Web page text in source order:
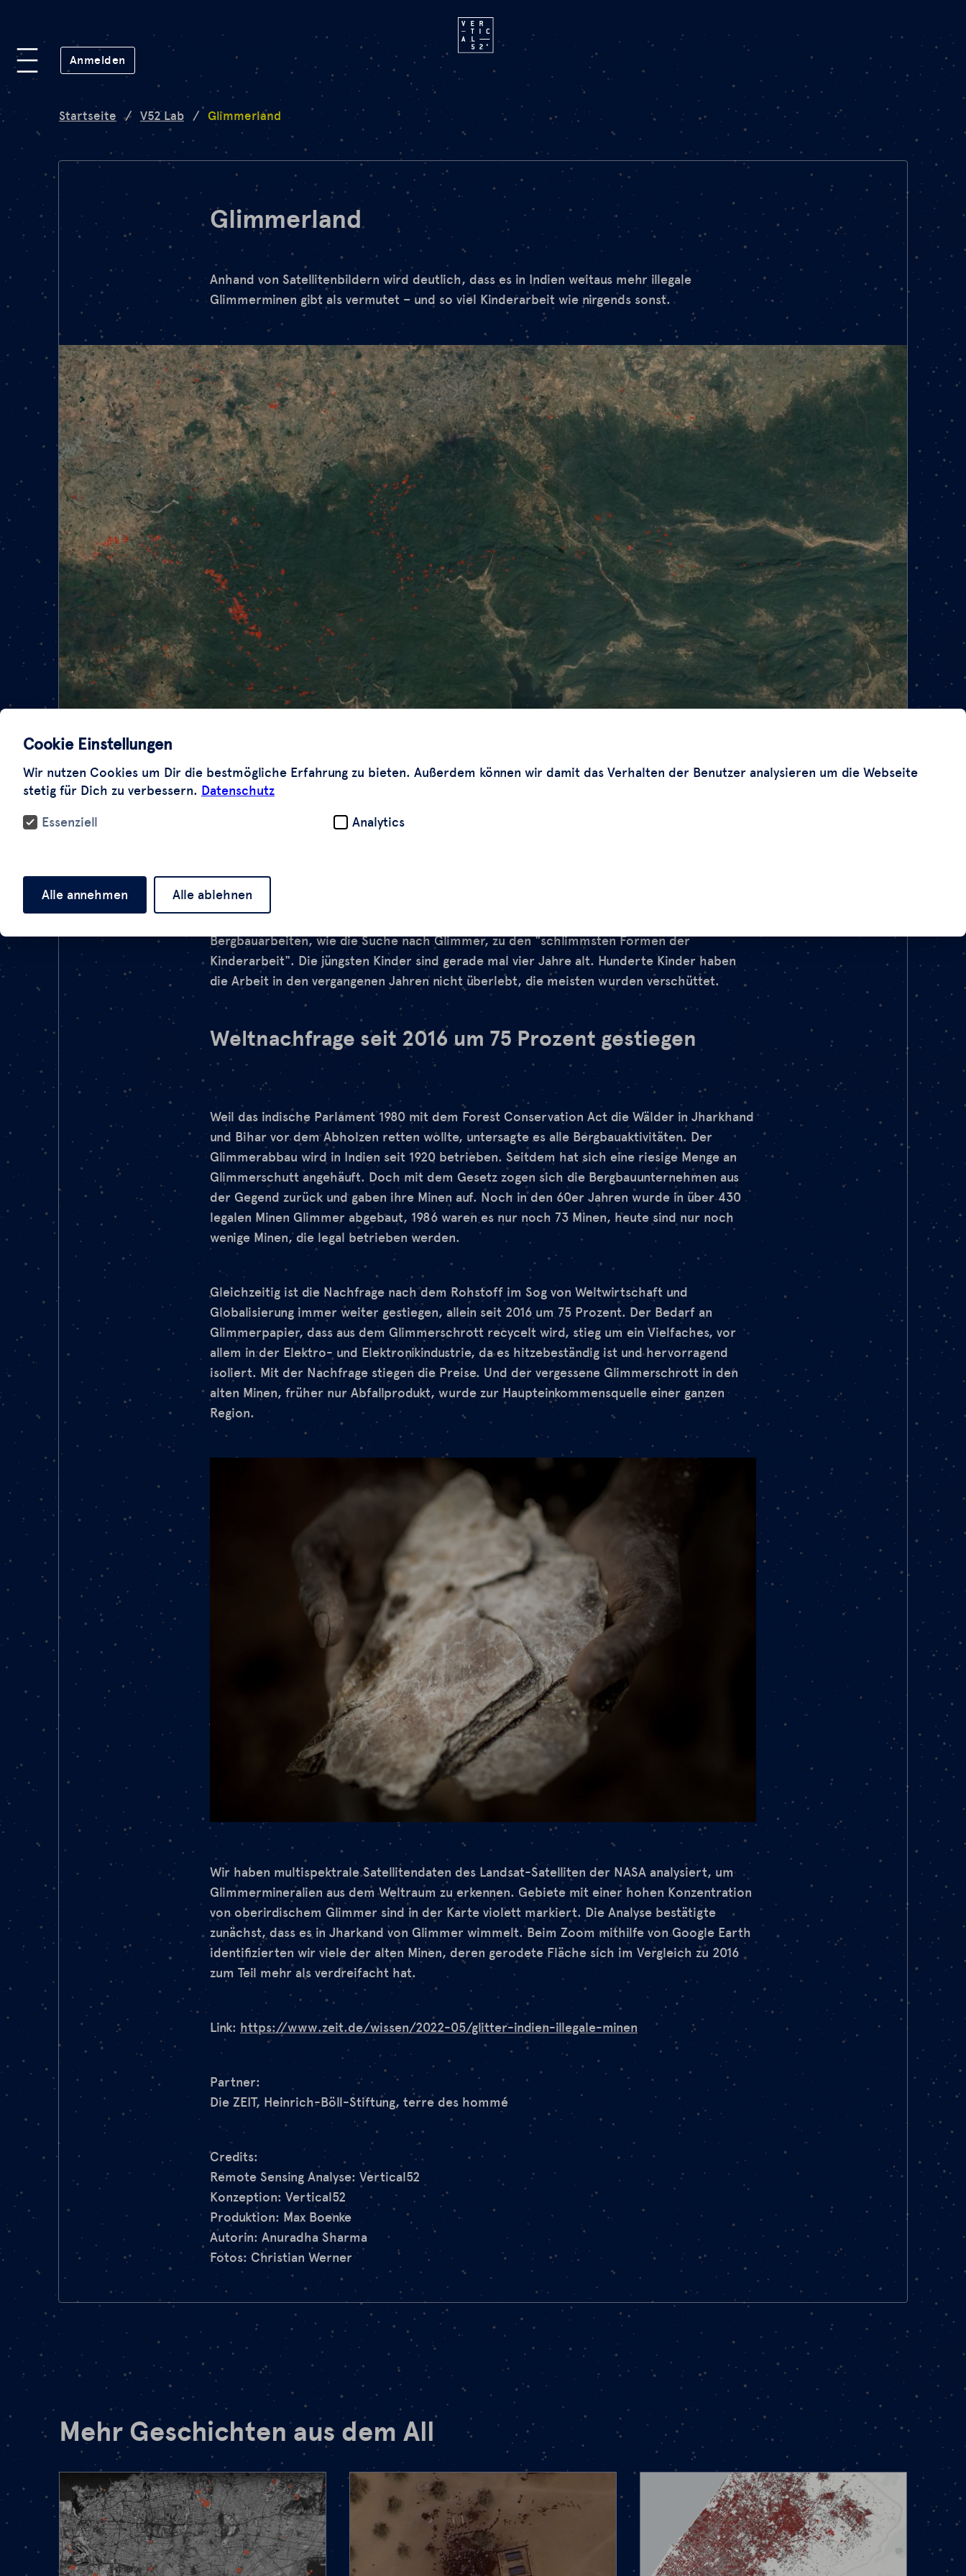
Anmelden (öffnet in neuem Fenster)
Plattform
Lab
Mission
FAQ
de en
Startseite / V52 Lab / Glimmerland
Glimmerland
Anhand von Satellitenbildern wird deutlich, dass es in Indien weitaus mehr illegale
Glimmerminen gibt als vermutet – und so viel Kinderarbeit wie nirgends sonst.
Mehr als 22.000 Kinder graben im Osten Indiens nach Glimmer. Mica, wie das Mineral in der
Fachsprache heißt, ist ein gefragter Rohstoff für die Auto-, Elektronik- und
Bergbauarbeiten, wie die Suche nach Glimmer, zu den "schlimmsten Formen der
Kinderarbeit". Die jüngsten Kinder sind gerade mal vier Jahre alt. Hunderte Kinder haben
die Arbeit in den vergangenen Jahren nicht überlebt, die meisten wurden verschüttet.
Weltnachfrage seit 2016 um 75 Prozent gestiegen
Weil das indische Parlament 1980 mit dem Forest Conservation Act die Wälder in Jharkhand
und Bihar vor dem Abholzen retten wollte, untersagte es alle Bergbauaktivitäten. Der
Glimmerabbau wird in Indien seit 1920 betrieben. Seitdem hat sich eine riesige Menge an
Glimmerschutt angehäuft. Doch mit dem Gesetz zogen sich die Bergbauunternehmen aus
der Gegend zurück und gaben ihre Minen auf. Noch in den 60er Jahren wurde in über 430
legalen Minen Glimmer abgebaut, 1986 waren es nur noch 73 Minen, heute sind nur noch
wenige Minen, die legal betrieben werden.
Gleichzeitig ist die Nachfrage nach dem Rohstoff im Sog von Weltwirtschaft und
Globalisierung immer weiter gestiegen, allein seit 2016 um 75 Prozent. Der Bedarf an
Glimmerpapier, dass aus dem Glimmerschrott recycelt wird, stieg um ein Vielfaches, vor
allem in der Elektro- und Elektronikindustrie, da es hitzebeständig ist und hervorragend
isoliert. Mit der Nachfrage stiegen die Preise. Und der vergessene Glimmerschrott in den
alten Minen, früher nur Abfallprodukt, wurde zur Haupteinkommensquelle einer ganzen
Region.
Wir haben multispektrale Satellitendaten des Landsat-Satelliten der NASA analysiert, um
Glimmermineralien aus dem Weltraum zu erkennen. Gebiete mit einer hohen Konzentration
von oberirdischem Glimmer sind in der Karte violett markiert. Die Analyse bestätigte
zunächst, dass es in Jharkand von Glimmer wimmelt. Beim Zoom mithilfe von Google Earth
identifizierten wir viele der alten Minen, deren gerodete Fläche sich im Vergleich zu 2016
zum Teil mehr als verdreifacht hat.
Link: https://www.zeit.de/wissen/2022-05/glitter-indien-illegale-minen
Partner:
Die ZEIT, Heinrich-Böll-Stiftung, terre des hommé
Credits:
Remote Sensing Analyse: Vertical52
Konzeption: Vertical52
Produktion: Max Boenke
Autorin: Anuradha Sharma
Fotos: Christian Werner
Mehr Geschichten aus dem All
Cookie Einstellungen
Wir nutzen Cookies um Dir die bestmögliche Erfahrung zu bieten. Außerdem können wir damit das Verhalten der Benutzer analysieren um die Webseite
stetig für Dich zu verbessern. Datenschutz
Essenziell
Analytics
Alle annehmen Alle ablehnen